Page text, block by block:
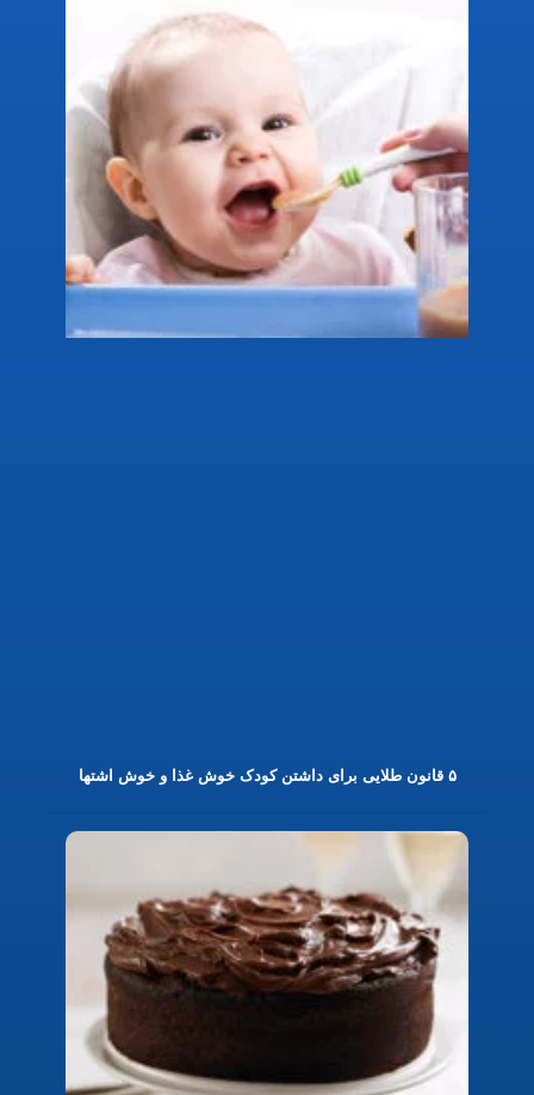
۵ قانون طلایی برای داشتن کودک خوش غذا و خوش اشتها